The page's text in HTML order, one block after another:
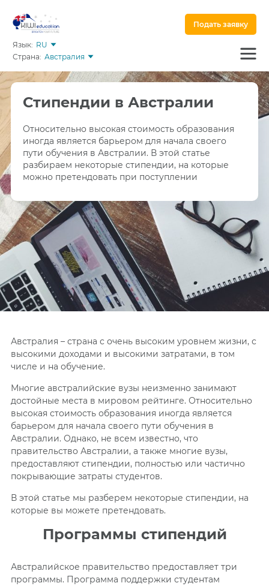
Язык: RU
Страна: Австралия
Подать заявку
Стипендии в Австралии
Относительно высокая стоимость образования
иногда является барьером для начала своего
пути обучения в Австралии. В этой статье
разбираем некоторые стипендии, на которые
можно претендовать при поступлении
Австралия – страна с очень высоким уровнем жизни, с
высокими доходами и высокими затратами, в том
числе и на обучение.
Многие австралийские вузы неизменно занимают
достойные места в мировом рейтинге. Относительно
высокая стоимость образования иногда является
барьером для начала своего пути обучения в
Австралии. Однако, не всем известно, что
правительство Австралии, а также многие вузы,
предоставляют стипендии, полностью или частично
покрывающие затраты студентов.
В этой статье мы разберем некоторые стипендии, на
которые вы можете претендовать.
Программы стипендий
Австралийское правительство предоставляет три
программы. Программа поддержки студентам